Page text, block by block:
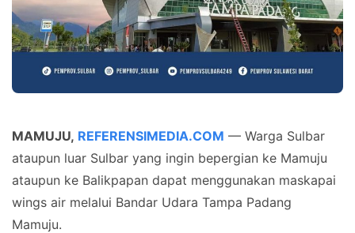
MAMUJU, REFERENSIMEDIA.COM — Warga Sulbar
ataupun luar Sulbar yang ingin bepergian ke Mamuju
ataupun ke Balikpapan dapat menggunakan maskapai
wings air melalui Bandar Udara Tampa Padang
Mamuju.